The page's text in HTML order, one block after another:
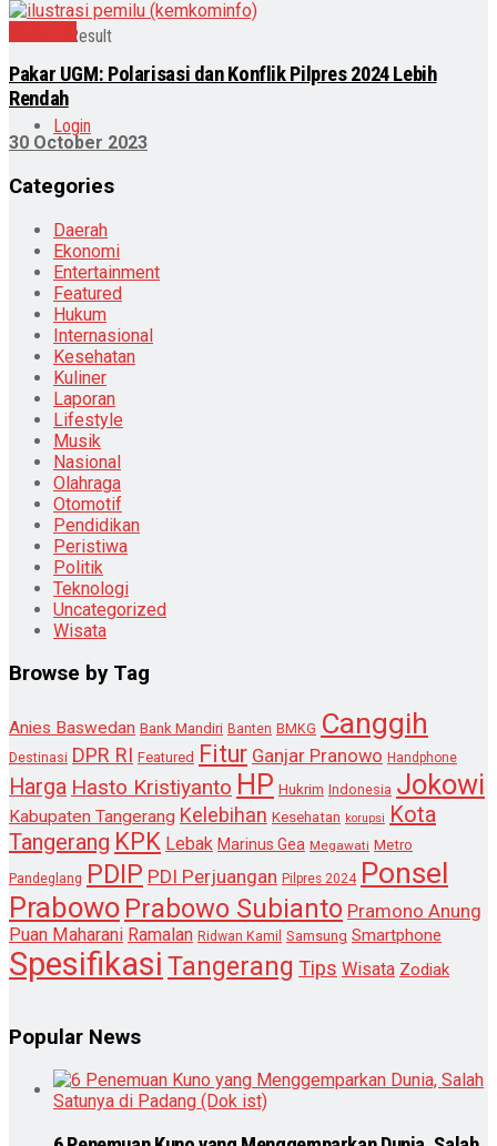
View All Result
Login
Pakar UGM: Polarisasi dan Konflik Pilpres 2024 Lebih
Rendah
30 October 2023
Categories
Daerah
Ekonomi
Entertainment
Featured
Hukum
Internasional
Kesehatan
Kuliner
Laporan
Lifestyle
Musik
Nasional
Olahraga
Otomotif
Pendidikan
Peristiwa
Politik
Teknologi
Uncategorized
Wisata
Browse by Tag
Anies Baswedan Bank Mandiri Banten BMKG Canggih
Destinasi DPR RI Featured Fitur Ganjar Pranowo Handphone
Harga Hasto Kristiyanto HP Hukrim Indonesia Jokowi
Kabupaten Tangerang Kelebihan Kesehatan korupsi Kota
Tangerang KPK Lebak Marinus Gea Megawati Metro
Pandeglang PDIP PDI Perjuangan Pilpres 2024 Ponsel
Prabowo Prabowo Subianto Pramono Anung
Puan Maharani Ramalan Ridwan Kamil Samsung Smartphone
Spesifikasi Tangerang Tips Wisata Zodiak
Popular News